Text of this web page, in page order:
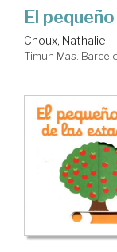
El
Choux, Nathalie
Timun Mas.